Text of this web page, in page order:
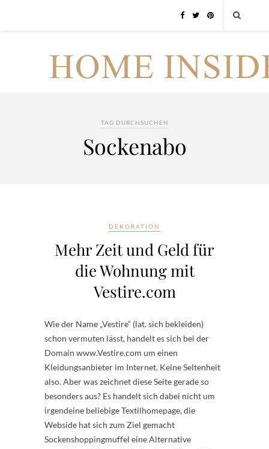
TAG DURCHSUCHEN
Sockenabo
DEKORATION
Mehr Zeit und Geld für
die Wohnung mit
Vestire.com
Wie der Name „Vestire“ (lat. sich bekleiden)
schon vermuten lässt, handelt es sich bei der
Domain www.Vestire.com um einen
Kleidungsanbieter im Internet. Keine Seltenheit
also. Aber was zeichnet diese Seite gerade so
besonders aus? Es handelt sich dabei nicht um
irgendeine beliebige Textilhomepage, die
Webside hat sich zum Ziel gemacht
Sockenshoppingmuffel eine Alternative